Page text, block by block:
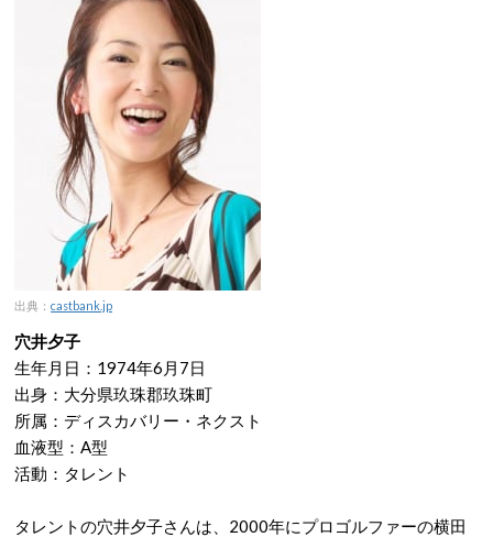
出典： castbank.jp
穴井夕子
生年月日：1974年6月7日
出身：大分県玖珠郡玖珠町
所属：ディスカバリー・ネクスト
血液型：A型
活動：タレント
タレントの穴井夕子さんは、2000年にプロゴルファーの横田